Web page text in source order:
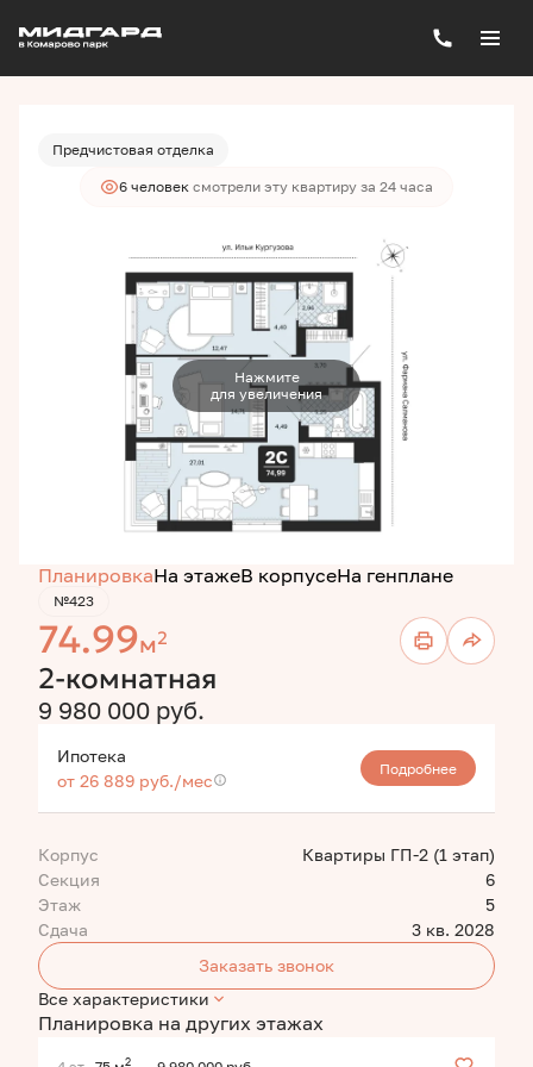
2-комнатная 9 980 000 руб.
Ипотекаот 26 889 руб./мес.
Предчистовая отделка
6 человек смотрели эту квартиру за 24 часа
Нажмите
для увеличения
ПланировкаНа этажеВ корпусеНа генплане
№423
74.99м2
2-комнатная
9 980 000 руб.
Ипотека
от 26 889 руб./мес
Подробнее
Корпус
Квартиры ГП-2 (1 этап)
Секция
6
Этаж
5
Сдача
3 кв. 2028
Заказать звонок
Все характеристики
Планировка на других этажах
2